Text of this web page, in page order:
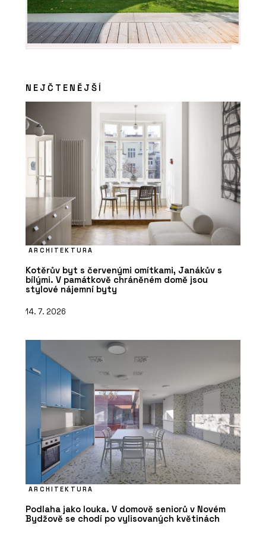
NEJČTENĚJŠÍ
ARCHITEKTURA
Kotěrův byt s červenými omítkami, Janákův s
bílými. V památkově chráněném domě jsou
stylové nájemní byty
14. 7. 2026
ARCHITEKTURA
Podlaha jako louka. V domově seniorů v Novém
Bydžově se chodí po vylisovaných květinách